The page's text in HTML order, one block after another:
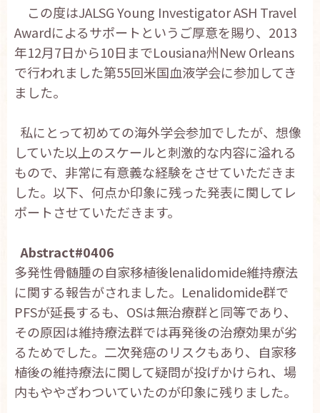
活動報告
一般・患者様へ
お問い合わせ
English
この度はJALSG Young Investigator ASH Travel
Awardによるサポートというご厚意を賜り、2013
年12月7日から10日までLousiana州New Orleans
で行われました第55回米国血液学会に参加してき
ました。
私にとって初めての海外学会参加でしたが、想像
していた以上のスケールと刺激的な内容に溢れる
もので、非常に有意義な経験をさせていただきま
した。以下、何点か印象に残った発表に関してレ
ポートさせていただきます。
Abstract#0406
多発性骨髄腫の自家移植後lenalidomide維持療法
に関する報告がされました。Lenalidomide群で
PFSが延長するも、OSは無治療群と同等であり、
その原因は維持療法群では再発後の治療効果が劣
るためでした。二次発癌のリスクもあり、自家移
植後の維持療法に関して疑問が投げかけられ、場
内もややざわついていたのが印象に残りました。